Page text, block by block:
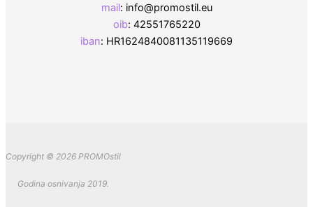
mail: info@promostil.eu
oib: 42551765220
iban: HR1624840081135119669
Copyright © 2026 PROMOstil
Godina osnivanja 2019.